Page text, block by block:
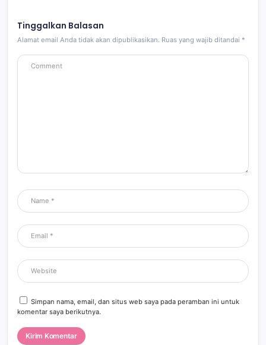
Tinggalkan Balasan
Alamat email Anda tidak akan dipublikasikan. Ruas yang wajib ditandai *
Simpan nama, email, dan situs web saya pada peramban ini untuk
komentar saya berikutnya.